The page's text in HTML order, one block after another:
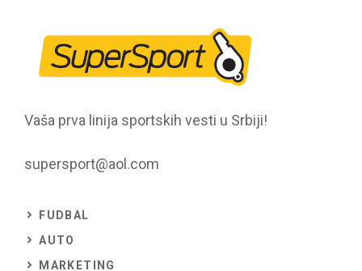
Vaša prva linija sportskih vesti u Srbiji!
supersport@aol.com
FUDBAL
AUTO
MARKETING